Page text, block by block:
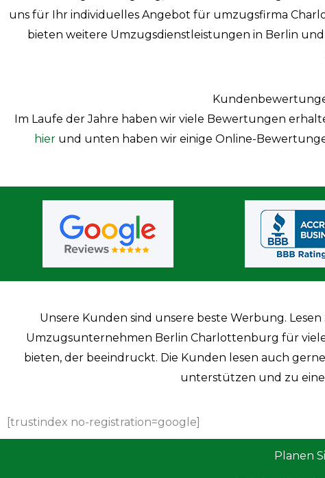
uns für Ihr individuelles Angebot für umzugsfirma
bieten weitere Umzugsdienstleistungen in Berlin
Im Laufe der Jahre haben wir viele Bewertungen
hier und unten haben wir einige Online-
Unsere Kunden sind unsere beste Werbung.
Umzugsunternehmen Berlin Charlottenburg für viele
bieten, der beeindruckt. Die Kunden lesen auch
unterstützen und zu
[trustindex no-registration=google]
Planen